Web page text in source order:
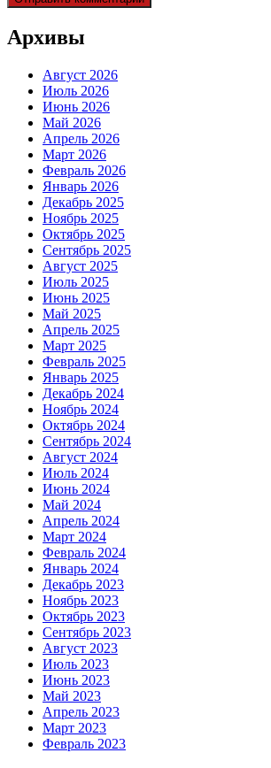
Архивы
Август 2026
Июль 2026
Июнь 2026
Май 2026
Апрель 2026
Март 2026
Февраль 2026
Январь 2026
Декабрь 2025
Ноябрь 2025
Октябрь 2025
Сентябрь 2025
Август 2025
Июль 2025
Июнь 2025
Май 2025
Апрель 2025
Март 2025
Февраль 2025
Январь 2025
Декабрь 2024
Ноябрь 2024
Октябрь 2024
Сентябрь 2024
Август 2024
Июль 2024
Июнь 2024
Май 2024
Апрель 2024
Март 2024
Февраль 2024
Январь 2024
Декабрь 2023
Ноябрь 2023
Октябрь 2023
Сентябрь 2023
Август 2023
Июль 2023
Июнь 2023
Май 2023
Апрель 2023
Март 2023
Февраль 2023